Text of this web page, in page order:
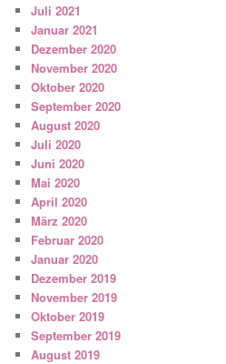
Juli 2021
Januar 2021
Dezember 2020
November 2020
Oktober 2020
September 2020
August 2020
Juli 2020
Juni 2020
Mai 2020
April 2020
März 2020
Februar 2020
Januar 2020
Dezember 2019
November 2019
Oktober 2019
September 2019
August 2019